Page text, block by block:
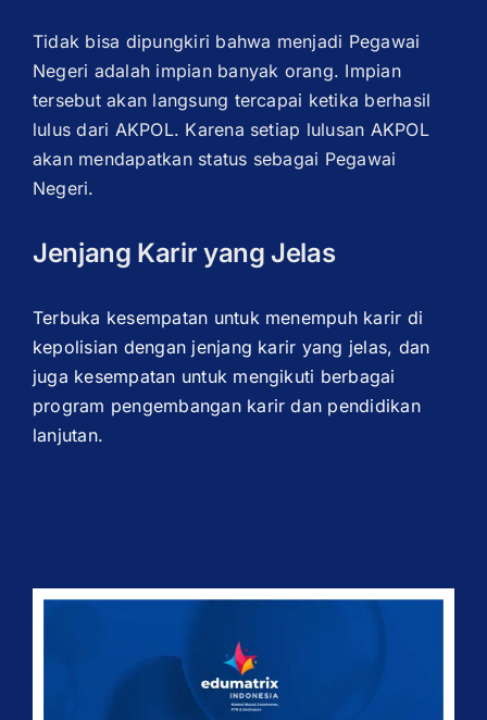
Tidak bisa dipungkiri bahwa menjadi Pegawai
Negeri adalah impian banyak orang. Impian
tersebut akan langsung tercapai ketika berhasil
lulus dari AKPOL. Karena setiap lulusan AKPOL
akan mendapatkan status sebagai Pegawai
Negeri.
Jenjang Karir yang Jelas
Terbuka kesempatan untuk menempuh karir di
kepolisian dengan jenjang karir yang jelas, dan
juga kesempatan untuk mengikuti berbagai
program pengembangan karir dan pendidikan
lanjutan.